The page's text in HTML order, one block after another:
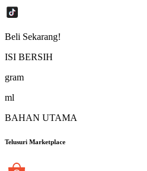
Beli Sekarang!
ISI BERSIH
gram
ml
BAHAN UTAMA
Telusuri Marketplace